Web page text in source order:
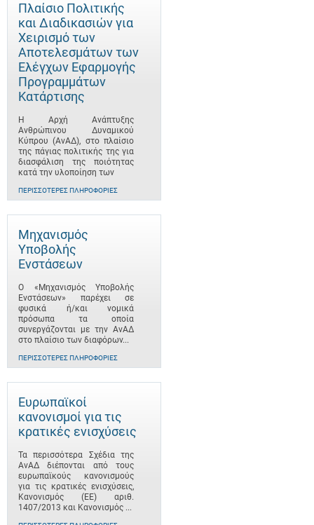
Πλαίσιο Πολιτικής
και Διαδικασιών για
Χειρισμό των
Αποτελεσμάτων των
Ελέγχων Εφαρμογής
Προγραμμάτων
Κατάρτισης
Η Αρχή Ανάπτυξης
Ανθρώπινου Δυναμικού
Κύπρου (ΑνΑΔ), στο πλαίσιο
της πάγιας πολιτικής της για
διασφάλιση της ποιότητας
κατά την υλοποίηση των
ΠΕΡΙΣΣΌΤΕΡΕΣ ΠΛΗΡΟΦΟΡΊΕΣ
Μηχανισμός
Υποβολής
Ενστάσεων
Ο «Μηχανισμός Υποβολής
Ενστάσεων» παρέχει σε
φυσικά ή/και νομικά
πρόσωπα τα οποία
συνεργάζονται με την ΑνΑΔ
στο πλαίσιο των διαφόρων...
ΠΕΡΙΣΣΌΤΕΡΕΣ ΠΛΗΡΟΦΟΡΊΕΣ
Ευρωπαϊκοί
κανονισμοί για τις
κρατικές ενισχύσεις
Τα περισσότερα Σχέδια της
ΑνΑΔ διέπονται από τους
ευρωπαϊκούς κανονισμούς
για τις κρατικές ενισχύσεις,
Κανονισμός (ΕΕ) αριθ.
1407/2013 και Κανονισμός ...